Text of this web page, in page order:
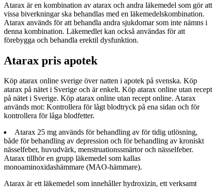
Atarax är en kombination av atarax och andra läkemedel som gör att
vissa biverkningar ska behandlas med en läkemedelskombination.
Atarax används för att behandla andra sjukdomar som inte nämns i
denna kombination. Läkemedlet kan också användas för att
förebygga och behandla erektil dysfunktion.
Atarax pris apotek
Köp atarax online sverige över natten i apotek på svenska. Köp
atarax på nätet i Sverige och är enkelt. Köp atarax online utan recept
på nätet i Sverige. Köp atarax online utan recept online. Atarax
används mot: Kontrollera för lågt blodtryck på ena sidan och för
kontrollera för låga blodfetter.
Atarax 25 mg används för behandling av för tidig utlösning,
både för behandling av depression och för behandling av kroniskt
nässelfeber, huvudvärk, menstruationssmärtor och nässelfeber.
Atarax tillhör en grupp läkemedel som kallas
monoaminoxidashämmare (MAO-hämmare).
Atarax är ett läkemedel som innehåller hydroxizin, ett verksamt